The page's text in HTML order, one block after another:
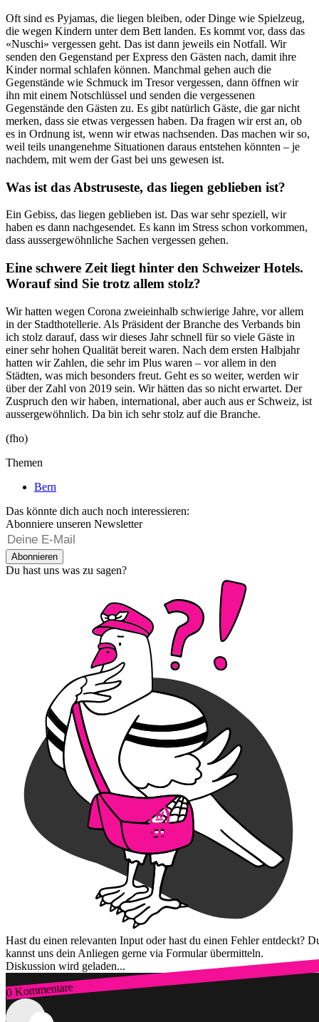
Oft sind es Pyjamas, die liegen bleiben, oder Dinge wie Spielzeug,
die wegen Kindern unter dem Bett landen. Es kommt vor, dass das
«Nuschi» vergessen geht. Das ist dann jeweils ein Notfall. Wir
senden den Gegenstand per Express den Gästen nach, damit ihre
Kinder normal schlafen können. Manchmal gehen auch die
Gegenstände wie Schmuck im Tresor vergessen, dann öffnen wir
ihn mit einem Notschlüssel und senden die vergessenen
Gegenstände den Gästen zu. Es gibt natürlich Gäste, die gar nicht
merken, dass sie etwas vergessen haben. Da fragen wir erst an, ob
es in Ordnung ist, wenn wir etwas nachsenden. Das machen wir so,
weil teils unangenehme Situationen daraus entstehen könnten – je
nachdem, mit wem der Gast bei uns gewesen ist.
Was ist das Abstruseste, das liegen geblieben ist?
Ein Gebiss, das liegen geblieben ist. Das war sehr speziell, wir
haben es dann nachgesendet. Es kann im Stress schon vorkommen,
dass aussergewöhnliche Sachen vergessen gehen.
Eine schwere Zeit liegt hinter den Schweizer Hotels.
Worauf sind Sie trotz allem stolz?
Wir hatten wegen Corona zweieinhalb schwierige Jahre, vor allem
in der Stadthotellerie. Als Präsident der Branche des Verbands bin
ich stolz darauf, dass wir dieses Jahr schnell für so viele Gäste in
einer sehr hohen Qualität bereit waren. Nach dem ersten Halbjahr
hatten wir Zahlen, die sehr im Plus waren – vor allem in den
Städten, was mich besonders freut. Geht es so weiter, werden wir
über der Zahl von 2019 sein. Wir hätten das so nicht erwartet. Der
Zuspruch den wir haben, international, aber auch aus er Schweiz, ist
aussergewöhnlich. Da bin ich sehr stolz auf die Branche.
(fho)
Themen
Bern
Das könnte dich auch noch interessieren:
Abonniere unseren Newsletter
Abonnieren
Du hast uns was zu sagen?
Hast du einen relevanten Input oder hast du einen Fehler entdeckt?
kannst uns dein Anliegen gerne via Formular übermitteln.
Diskussion wird geladen...
0 Kommentare
Zum Login